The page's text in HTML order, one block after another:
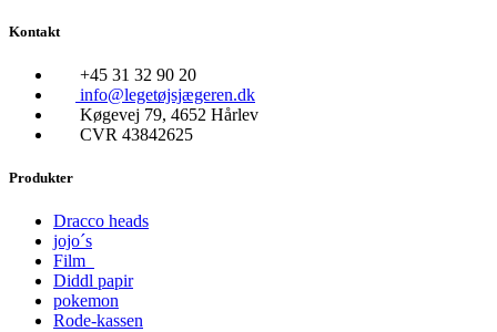
Kontakt
+45 31 32 90 20
info@legetøjsjægeren.dk
Køgevej 79, 4652 Hårlev
CVR 43842625
Produkter
Dracco heads
jojo´s
Film
Diddl papir
pokemon
Rode-kassen